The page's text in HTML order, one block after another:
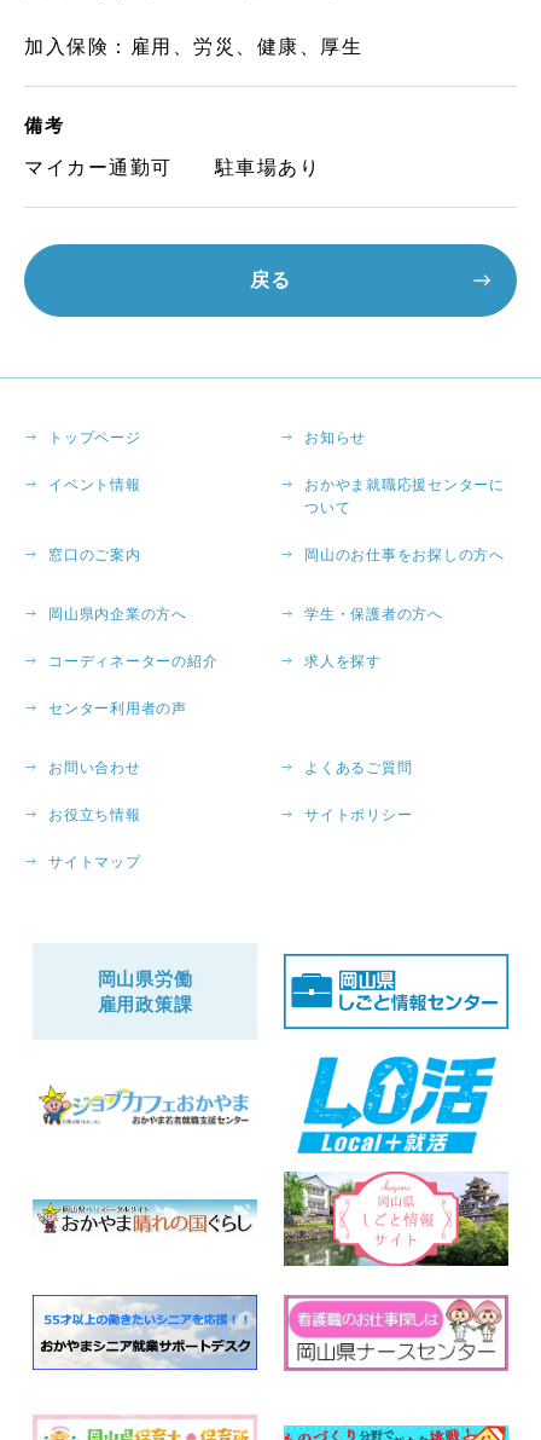
加入保険：雇用、労災、健康、厚生
備考
マイカー通勤可 駐車場あり
戻る
トップページ お知らせ
イベント情報
おかやま就職応援センターに
ついて
窓口のご案内 岡山のお仕事をお探しの方へ
岡山県内企業の方へ 学生・保護者の方へ
コーディネーターの紹介 求人を探す
センター利用者の声
お問い合わせ よくあるご質問
お役立ち情報 サイトポリシー
サイトマップ
岡山県労働
雇用政策課